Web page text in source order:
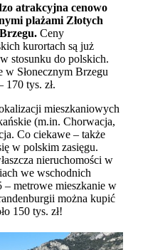
atrakcyjna cenowo
plażami Złotych
Ceny
kurortach są już
stosunku do polskich.
w Słonecznym Brzegu
170 tys. zł.
mieszkaniowych
(m.in. Chorwacja,
Co ciekawe – także
w polskim zasięgu.
nieruchomości w
we wschodnich
– metrowe mieszkanie w
można kupić
150 tys. zł!